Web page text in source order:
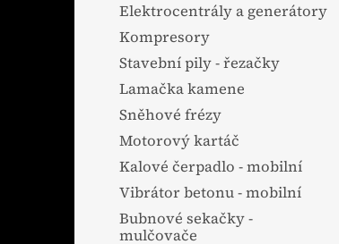
Elektrocentrály a generátory
Kompresory
Stavební pily - řezačky
Lamačka kamene
Sněhové frézy
Motorový kartáč
Kalové čerpadlo - mobilní
Vibrátor betonu - mobilní
Bubnové sekačky -
mulčovače